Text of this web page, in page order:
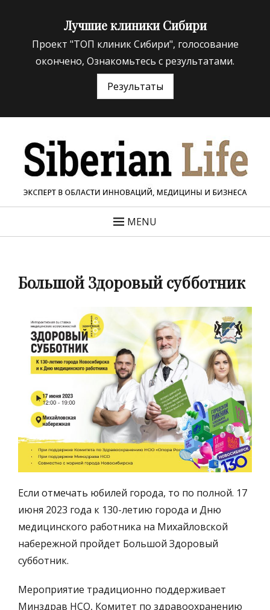
Лучшие клиники Сибири
Проект "ТОП клиник Сибири", голосование
окончено, Ознакомьтесь с результатами.
Результаты
«Siberian Life»
MENU
Большой Здоровый субботник
Если отмечать юбилей города, то по полной. 17
июня 2023 года к 130-летию города и Дню
медицинского работника на Михайловской
набережной пройдет Большой Здоровый
субботник.
Мероприятие традиционно поддерживает
Минздрав НСО, Комитет по здравоохранению